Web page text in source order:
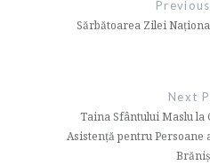
articoleSărbătoarea Zilei
Next
Taina Sfântului Maslu
Asistență pentru